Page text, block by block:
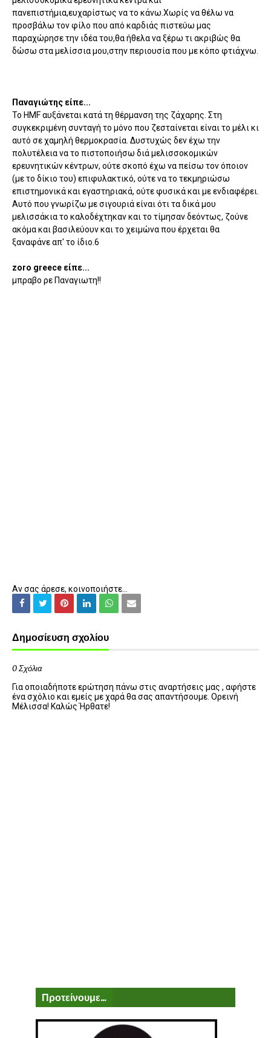
πανεπιστήμια,ευχαρίστως να το κάνω.Χωρίς να θέλω να
προσβάλω τον φίλο που από καρδιάς πιστεύω μας
παραχώρησε την ιδέα του,θα ήθελα να ξέρω τι ακριβώς θα
δώσω στα μελίσσια μου,στην περιουσία που με κόπο φτιάχνω.
Παναγιώτης είπε...
To HMF αυξάνεται κατά τη θέρμανση της ζάχαρης. Στη
συγκεκριμένη συνταγή το μόνο που ζεσταίνεται είναι το μέλι κι
αυτό σε χαμηλή θερμοκρασία. Δυστυχώς δεν έχω την
πολυτέλεια να το πιστοποιήσω διά μελισσοκομικών
ερευνητικών κέντρων, ούτε σκοπό έχω να πείσω τον όποιον
(με το δίκιο του) επιφυλακτικό, ούτε να το τεκμηριώσω
επιστημονικά και εγαστηριακά, ούτε φυσικά και με ενδιαφέρει.
Αυτό που γνωρίζω με σιγουριά είναι ότι τα δικά μου
μελισσάκια το καλοδέχτηκαν και το τίμησαν δεόντως, ζούνε
ακόμα και βασιλεύουν και το χειμώνα που έρχεται θα
ξαναφάνε απ' το ίδιο.6
zoro greece είπε...
μπραβο ρε Παναγιωτη!!
Αν σας άρεσε, κοινοποιήστε...
Δημοσίευση σχολίου
0 Σχόλια
Για οποιαδήποτε ερώτηση πάνω στις αναρτήσεις μας , αφήστε
ένα σχόλιο και εμείς με χαρά θα σας απαντήσουμε. Ορεινή
Μέλισσα! Καλώς Ήρθατε!
Προτείνουμε...